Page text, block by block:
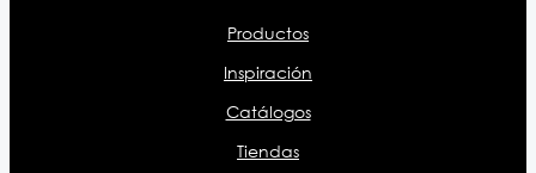
Productos
Inspiración
Catálogos
Tiendas